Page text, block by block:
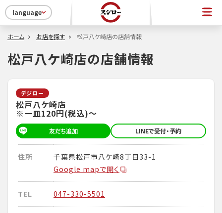
language
ホーム お店を探す 松戸八ケ崎店の店舗情報
松戸八ケ崎店の店舗情報
デジロー
松戸八ケ崎店
※一皿120円(税込)～
友だち追加 LINEで受付・予約
住所
千葉県松戸市八ケ崎8丁目33-1
Google mapで開く
TEL 047-330-5501